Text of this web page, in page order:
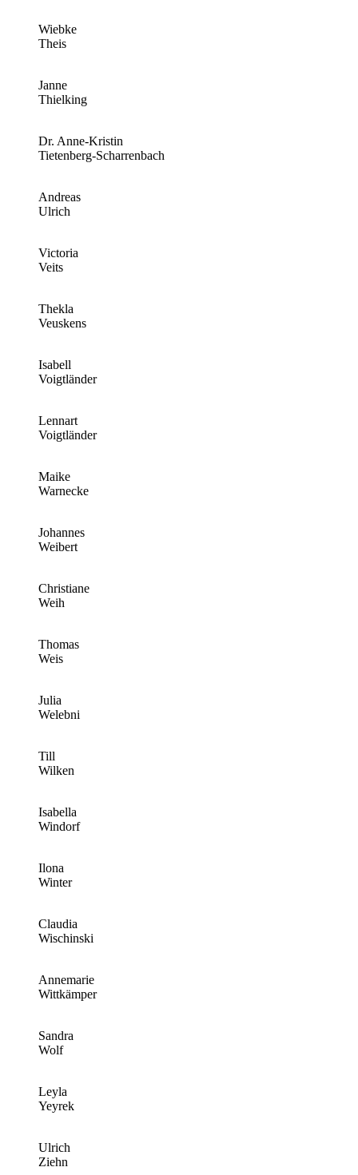
Wiebke
Theis
Janne
Thielking
Dr. Anne-Kristin
Tietenberg-Scharrenbach
Andreas
Ulrich
Victoria
Veits
Thekla
Veuskens
Isabell
Voigtländer
Lennart
Voigtländer
Maike
Warnecke
Johannes
Weibert
Christiane
Weih
Thomas
Weis
Julia
Welebni
Till
Wilken
Isabella
Windorf
Ilona
Winter
Claudia
Wischinski
Annemarie
Wittkämper
Sandra
Wolf
Leyla
Yeyrek
Ulrich
Ziehn